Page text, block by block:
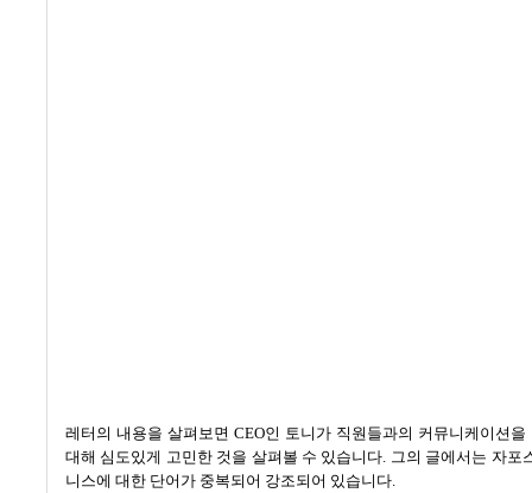
레터의 내용을 살펴보면 CEO인 토니가 직원들과의 커뮤니케이션
대해 심도있게 고민한 것을 살펴볼 수 있습니다 그의 글에서는 자포
니스에 대한 단어가 중복되어 강조되어 있습니다